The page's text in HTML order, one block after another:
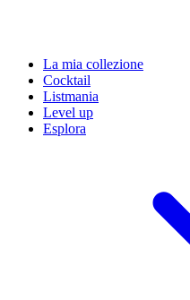
La mia collezione
Cocktail
Listmania
Level up
Esplora